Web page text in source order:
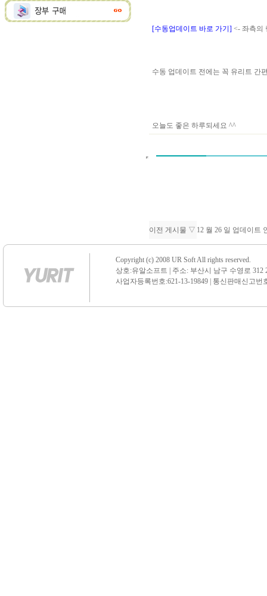
[수동업데이트 바로 가기] <- 좌측의
수동 업데이트 전에는 꼭 유리트 간
오늘도 좋은 하루되세요 ^^
이전 게시물 ▽ 12 월 26 일 업데이트
Copyright (c) 2008 UR Soft All rights reserved.
상호:유알소프트 | 주소: 부산시 남구 수영로 312
사업자등록번호:621-13-19849 | 통신판매신고번